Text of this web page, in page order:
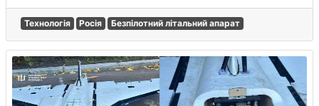
Технологія Росія Безпілотний літальний апарат